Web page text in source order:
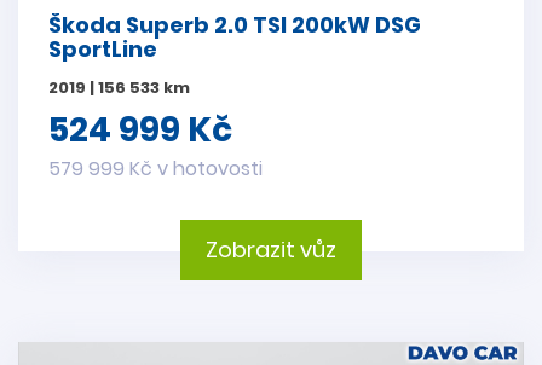
Škoda Superb 2.0 TSI 200kW DSG
SportLine
2019 | 156 533 km
524 999 Kč
579 999 Kč v hotovosti
Zobrazit vůz